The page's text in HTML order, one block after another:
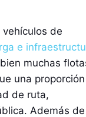
de
e
muchas
una proporción
de ruta,
Además de